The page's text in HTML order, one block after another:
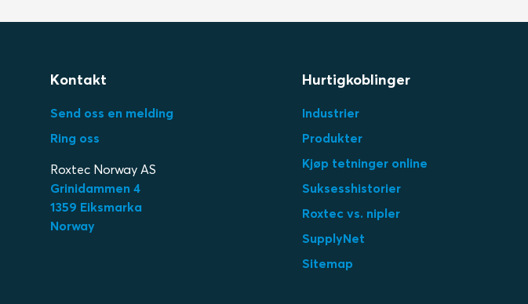
Kontakt
Send oss en melding
Ring oss
Roxtec Norway AS
Grinidammen 4
1359 Eiksmarka
Norway
Hurtigkoblinger
Industrier
Produkter
Kjøp tetninger online
Suksesshistorier
Roxtec vs. nipler
SupplyNet
Sitemap